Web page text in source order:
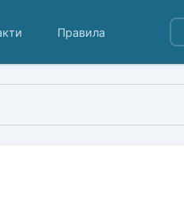
Правила